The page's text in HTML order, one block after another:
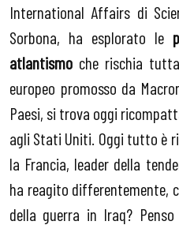
International Affairs di
Sorbona, ha esplorato le
atlantismo che rischia
europeo promosso da
Paesi, si trova oggi
agli Stati Uniti. Oggi tutto è
la Francia, leader della
ha reagito differentemente,
della guerra in Iraq?